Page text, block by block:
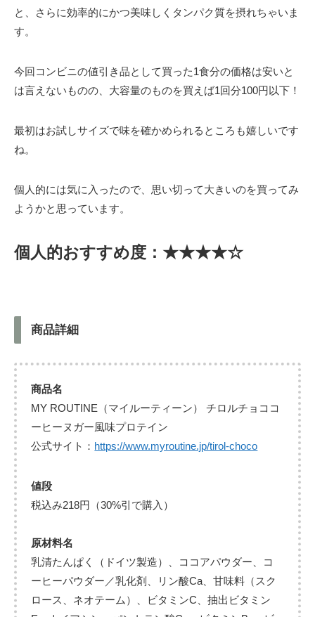
と、さらに効率的にかつ美味しくタンパク質を摂れちゃいま
す。
今回コンビニの値引き品として買った1食分の価格は安いと
は言えないものの、大容量のものを買えば1回分100円以下！
最初はお試しサイズで味を確かめられるところも嬉しいです
ね。
個人的には気に入ったので、思い切って大きいのを買ってみ
ようかと思っています。
個人的おすすめ度：★★★★☆
商品詳細
商品名
MY ROUTINE（マイルーティーン） チロルチョココ
ーヒーヌガー風味プロテイン
公式サイト： https://www.myroutine.jp/tirol-choco
値段
税込み218円（30%引で購入）
原材料名
乳清たんぱく（ドイツ製造）、ココアパウダー、コ
ーヒーパウダー／乳化剤、リン酸Ca、甘味料（スク
ロース、ネオテーム）、ビタミンC、抽出ビタミン